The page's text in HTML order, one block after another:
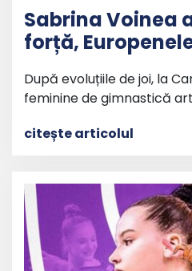
Sabrina Voinea
forță,
După evoluțiile de joi, la
feminine de gimnastică
citește articolul